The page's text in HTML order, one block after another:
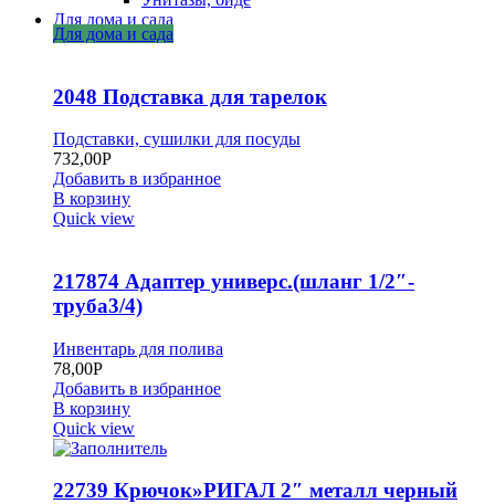
Для дома и сада
Для дома и сада
2048 Подставка для тарелок
Подставки, сушилки для посуды
732,00Р
Добавить в избранное
В корзину
Quick view
217874 Адаптер универс.(шланг 1/2″-
труба3/4)
Инвентарь для полива
78,00Р
Добавить в избранное
В корзину
Quick view
22739 Крючок»РИГАЛ 2″ металл черный